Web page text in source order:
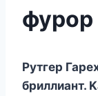
фурор
Рутгер
бриллиант.